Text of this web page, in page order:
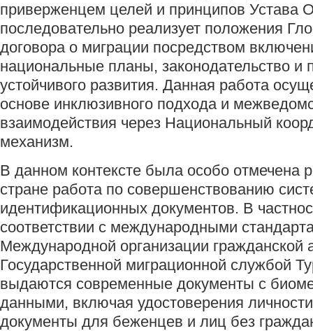
приверженцем целей и принципов Устава
последовательно реализует положения
договора о миграции посредством
национальные планы, законодательство и
устойчивого развития. Данная работа
основе инклюзивного подхода и
взаимодействия через Национальный
механизм.
В данном контексте была особо отмечена
стране работа по совершенствованию
идентификационных документов. В
соответствии с международными
Международной организации гражданской
Государственной миграционной службой
выдаются современные документы с
данными, включая удостоверения
документы для беженцев и лиц без